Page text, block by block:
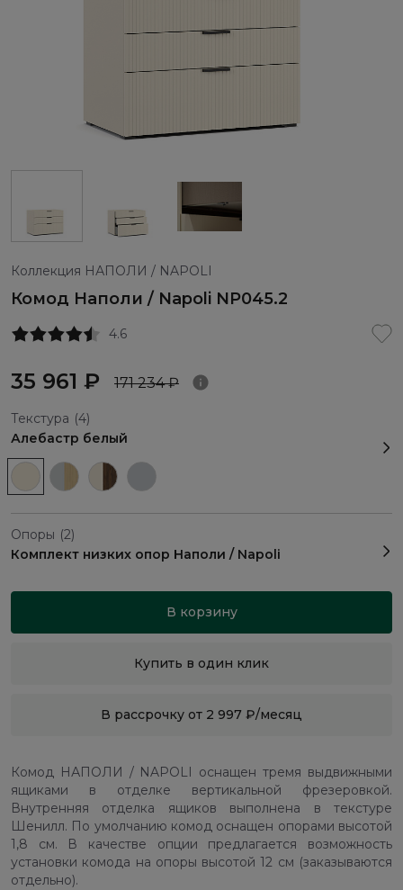
Коллекция НАПОЛИ / NAPOLI
Комод Наполи / Napoli NP045.2
4.6
35 961 ₽ 171 234 ₽
Текстура (4)
Алебастр белый
Опоры (2)
Комплект низких опор Наполи / Napoli
В корзину
Купить в один клик
В рассрочку от 2 997 ₽/месяц
Комод НАПОЛИ / NAPOLI оснащен тремя выдвижными
ящиками в отделке вертикальной фрезеровкой.
Внутренняя отделка ящиков выполнена в текстуре
Шенилл. По умолчанию комод оснащен опорами высотой
1,8 см. В качестве опции предлагается возможность
установки комода на опоры высотой 12 см (заказываются
отдельно).